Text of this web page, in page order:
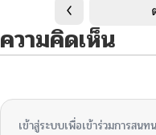
ความคิดเห็น
เข้าสู่ระบบเพื่อเข้าร่วมการสนท